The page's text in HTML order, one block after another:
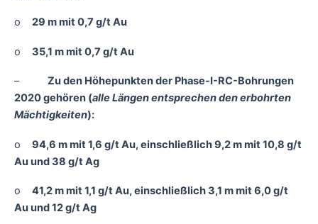
o 29 m mit 0,7 g/t Au
o 35,1 m mit 0,7 g/t Au
– Zu den Höhepunkten der Phase-I-RC-Bohrungen
2020 gehören (alle Längen entsprechen den erbohrten
Mächtigkeiten):
o 94,6 m mit 1,6 g/t Au, einschließlich 9,2 m mit 10,8 g/t
Au und 38 g/t Ag
o 41,2 m mit 1,1 g/t Au, einschließlich 3,1 m mit 6,0 g/t
Au und 12 g/t Ag